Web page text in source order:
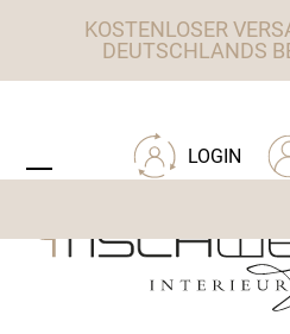
KOSTENLOSER
DEUTSCHLANDS
LOGIN
mobile
mobile